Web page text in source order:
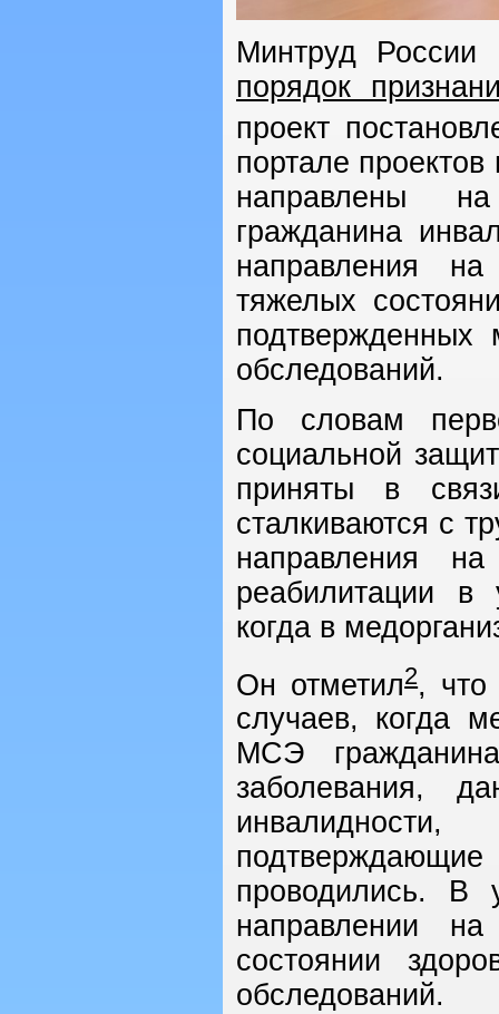
Минтруд
порядок
проект
портале
направлены
гражданина
направления на
тяжелых
подтвержденных
обследований.
По словам
социальной
приняты в
сталкиваются с
направления
реабилитации в
когда в
Он отметил2, что
случаев, когда
МСЭ
заболевания,
проводились. В
направлении
состоянии
обследований.